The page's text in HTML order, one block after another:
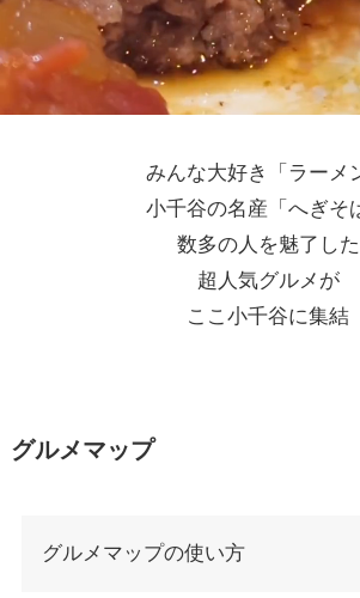
トップページ
みんな大好き「ラーメ
小千谷の名産「へぎそ
数多の人を魅了した
超人気グルメが
ここ小千谷に集結
グルメマップ
グルメマップの使い方